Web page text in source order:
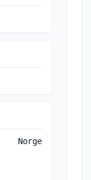
Norge